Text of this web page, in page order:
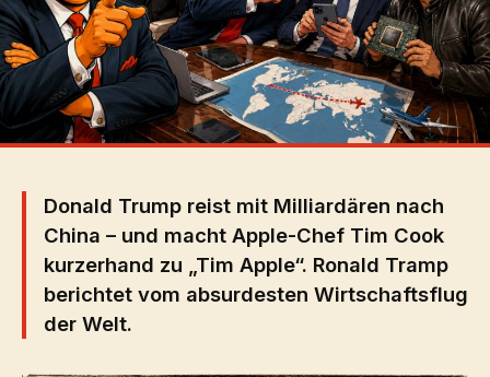
Donald Trump reist mit Milliardären nach
China – und macht Apple-Chef Tim Cook
kurzerhand zu „Tim Apple“. Ronald Tramp
berichtet vom absurdesten Wirtschaftsflug
der Welt.